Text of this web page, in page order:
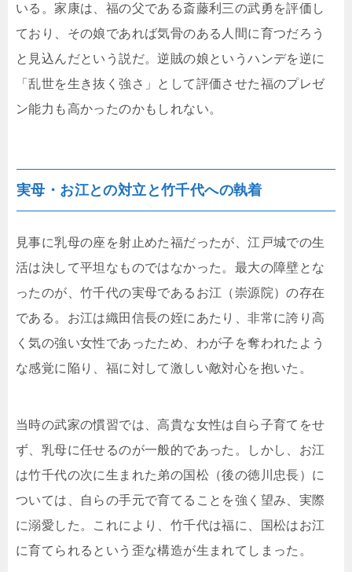
いる。家康は、福の父である斎藤利三の武勇を評価し
ており、その娘であれば気骨のある人間に育つだろう
と見込んだという説だ。逆賊の娘というハンデを逆に
「乱世を生き抜く強さ」として評価させた福のプレゼ
ン能力も高かったのかもしれない。
実母・お江との対立と竹千代への執着
見事に乳母の座を射止めた福だったが、江戸城での生
活は決して平坦なものではなかった。最大の障壁とな
ったのが、竹千代の実母であるお江（崇源院）の存在
である。お江は織田信長の姪にあたり、非常に誇り高
く気の強い女性であったため、わが子を奪われたよう
な感覚に陥り、福に対して激しい敵対心を抱いた。
当時の武家の慣習では、高貴な女性は自ら子育てをせ
ず、乳母に任せるのが一般的であった。しかし、お江
は竹千代の次に生まれた弟の国松（後の徳川忠長）に
ついては、自らの手元で育てることを強く望み、実際
に溺愛した。これにより、竹千代は福に、国松はお江
に育てられるという歪な構造が生まれてしまった。